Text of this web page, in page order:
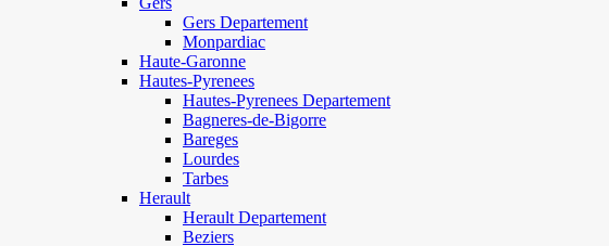
Gers Departement
Monpardiac
Haute-Garonne
Hautes-Pyrenees
Hautes-Pyrenees Departement
Bagneres-de-Bigorre
Bareges
Lourdes
Tarbes
Herault
Herault Departement
Beziers